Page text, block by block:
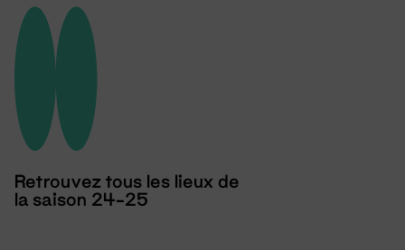
Retrouvez tous les lieux de
la saison 24-25